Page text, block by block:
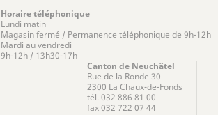
Horaire téléphonique
Lundi matin
Magasin fermé / Permanence téléphonique de 9h-12h
Mardi au vendredi
9h-12h / 13h30-17h
Canton de Neuchâtel
Rue de la Ronde 30
2300 La Chaux-de-Fonds
tél. 032 886 81 00
fax 032 722 07 44